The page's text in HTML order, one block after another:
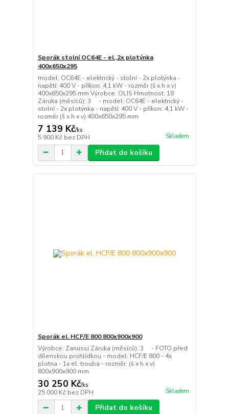
Sporák stolní OC64E - el.,2x plotýnka
400x650x295
model: OC64E - elektrický - stolní - 2x plotýnka -
napětí: 400 V - příkon: 4,1 kW - rozměr (š x h x v)
400x650x295 mm Výrobce: OLIS Hmotnost: 18
Záruka (měsíců): 3 - model: OC64E - elektrický -
stolní - 2x plotýnka - napětí: 400 V - příkon: 4,1 kW -
rozměr (š x h x v) 400x650x295 mm
7 139 Kč/ks
5 900 Kč bez DPH Skladem
Přidat do košíku
Sporák el. HCF/E 800 800x900x900
Výrobce: Zanussi Záruka (měsíců): 3 - FOTO před
dílenskou prohlídkou - model: HCF/E 800 - 4x
plotna - 1x el. trouba - rozměr: (š x h x v)
800x900x900 mm
30 250 Kč/ks
25 000 Kč bez DPH Skladem
Přidat do košíku